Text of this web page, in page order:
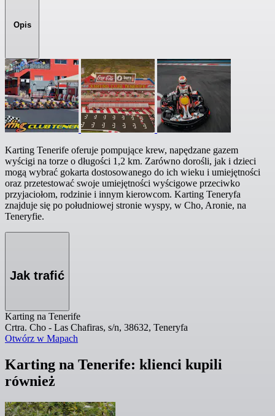
Opis
Karting Tenerife oferuje pompujące krew, napędzane gazem
wyścigi na torze o długości 1,2 km. Zarówno dorośli, jak i dzieci
mogą wybrać gokarta dostosowanego do ich wieku i umiejętności
oraz przetestować swoje umiejętności wyścigowe przeciwko
przyjaciołom, rodzinie i innym kierowcom. Karting Teneryfa
znajduje się po południowej stronie wyspy, w Cho, Aronie, na
Teneryfie.
Jak trafić
Karting na Tenerife
Crtra. Cho - Las Chafiras, s/n, 38632, Teneryfa
Otwórz w Mapach
Karting na Tenerife: klienci kupili
również